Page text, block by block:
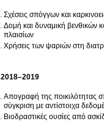
Σχέσεις σπόγγων και
Δομή και δυναμική βενθικών
πλαισίων
Χρήσεις των ψαριών στη
2018–2019
Απογραφή της ποικιλότητας
σύγκριση με αντίστοιχα
Βιοδραστικές ουσίες από